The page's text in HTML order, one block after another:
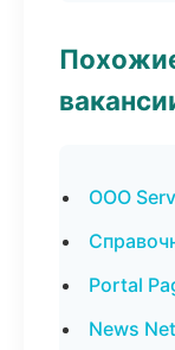
ООО
Portal
News